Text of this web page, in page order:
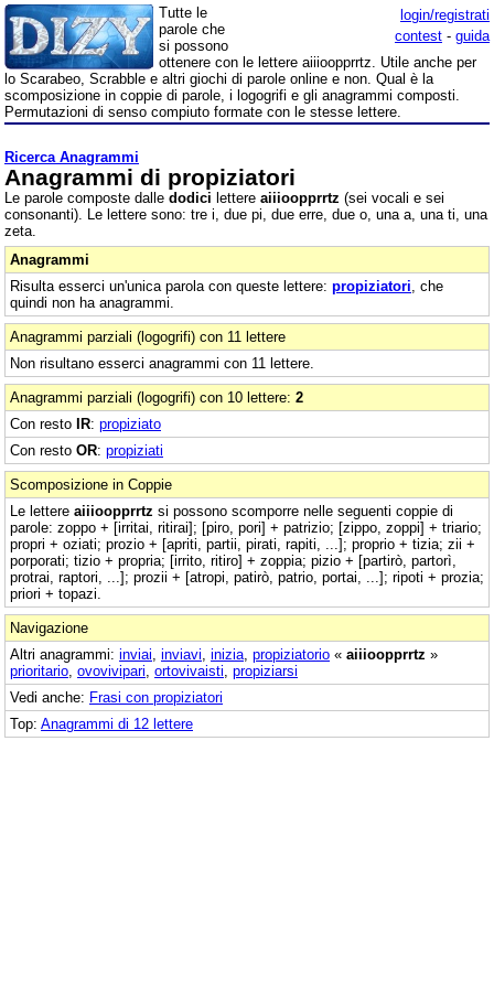
login/registrati
contest - guida
Tutte le
parole che
si possono
ottenere con le lettere aiiioopprrtz. Utile anche per
lo Scarabeo, Scrabble e altri giochi di parole online e non. Qual è la
scomposizione in coppie di parole, i logogrifi e gli anagrammi composti.
Permutazioni di senso compiuto formate con le stesse lettere.
Ricerca Anagrammi
Anagrammi di propiziatori
Le parole composte dalle dodici lettere aiiioopprrtz (sei vocali e sei
consonanti). Le lettere sono: tre i, due pi, due erre, due o, una a, una ti, una
zeta.
Anagrammi
Risulta esserci un'unica parola con queste lettere: propiziatori , che
quindi non ha anagrammi.
Anagrammi parziali (logogrifi) con 11 lettere
Non risultano esserci anagrammi con 11 lettere.
Anagrammi parziali (logogrifi) con 10 lettere: 2
Con resto IR: propiziato
Con resto OR: propiziati
Scomposizione in Coppie
Le lettere aiiioopprrtz si possono scomporre nelle seguenti coppie di
parole: zoppo + [irritai, ritirai]; [piro, pori] + patrizio; [zippo, zoppi] + triario;
propri + oziati; prozio + [apriti, partii, pirati, rapiti, ...]; proprio + tizia; zii +
porporati; tizio + propria; [irrito, ritiro] + zoppia; pizio + [partirò, partorì,
protrai, raptori, ...]; prozii + [atropi, patirò, patrio, portai, ...]; ripoti + prozia;
priori + topazi.
Navigazione
Altri anagrammi: inviai inviavi inizia propiziatorio « aiiioopprrtz »
prioritario ovovivipari ortovivaisti propiziarsi
Vedi anche: Frasi con propiziatori
Top: Anagrammi di 12 lettere